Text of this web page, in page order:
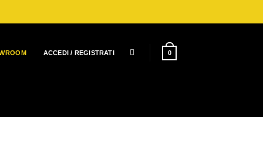
ACCEDI / REGISTRATI 0